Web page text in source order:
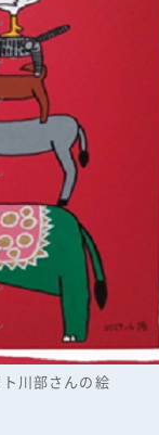
川部さんの絵